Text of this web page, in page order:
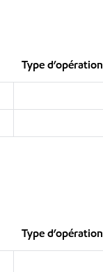
Type
Type